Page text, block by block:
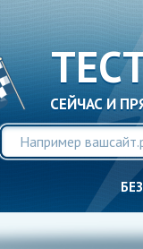
СЕЙЧАС И